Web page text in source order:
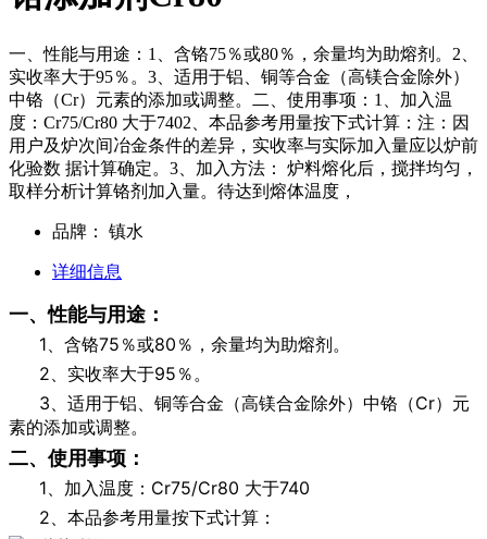
一、性能与用途：1、含铬75％或80％，余量均为助熔剂。2、
实收率大于95％。3、适用于铝、铜等合金（高镁合金除外）
中铬（Cr）元素的添加或调整。二、使用事项：1、加入温
度：Cr75/Cr80 大于7402、本品参考用量按下式计算：注：因
用户及炉次间冶金条件的差异，实收率与实际加入量应以炉前
化验数 据计算确定。3、加入方法： 炉料熔化后，搅拌均匀，
取样分析计算铬剂加入量。待达到熔体温度，
品牌： 镇水
详细信息
一、性能与用途：
1、含铬75％或80％，余量均为助熔剂。
2、实收率大于95％。
3、适用于铝、铜等合金（高镁合金除外）中铬（Cr）元
素的添加或调整。
二、使用事项：
1、加入温度：Cr75/Cr80 大于740
2、本品参考用量按下式计算：